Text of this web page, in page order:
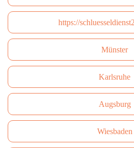
https://
Münster
Karlsruhe
Augsburg
Wiesbaden